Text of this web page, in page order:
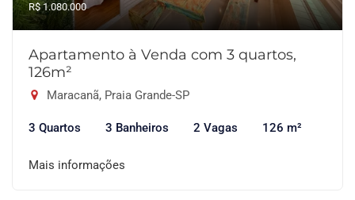
R$ 1.080.000
Apartamento à Venda com 3 quartos,
126m²
Maracanã, Praia Grande-SP
3 Quartos 3 Banheiros 2 Vagas 126 m²
Mais informações